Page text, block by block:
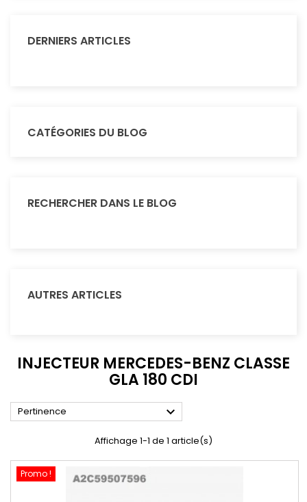
DERNIERS ARTICLES
CATÉGORIES DU BLOG
RECHERCHER DANS LE BLOG
AUTRES ARTICLES
INJECTEUR MERCEDES-BENZ CLASSE
GLA 180 CDI
Pertinence 
Affichage 1-1 de 1 article(s)
Promo !